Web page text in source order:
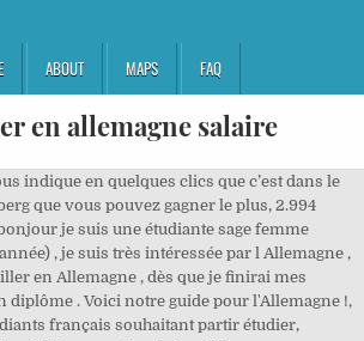
ABOUT MAPS FAQ
en allemagne salaire
indique en quelques clics que c’est dans le
que vous pouvez gagner le plus, 2.994
je suis une étudiante sage femme
, je suis très intéressée par l Allemagne ,
en Allemagne , dès que je finirai mes
diplôme . Voici notre guide pour l'Allemagne !,
français souhaitant partir étudier,